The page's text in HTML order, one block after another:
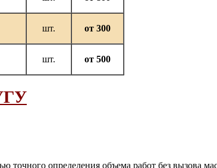
шт. от 300
шт. от 500
точного определения объема работ без вызова